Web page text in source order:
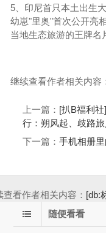
5、印尼首只本土出生
幼崽"里奥"首次公开亮
当地生态旅游的王牌名
继续查看作者相关内容
上一篇： [扒B福利
行：朔风起、歧路
下一篇： 手机相册
查看作者相关内容： [db:
随便看看